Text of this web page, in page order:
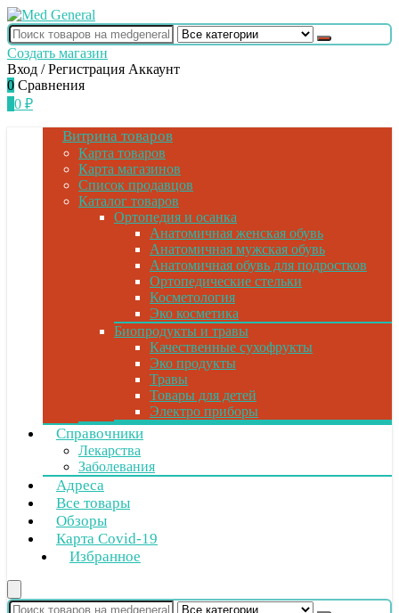
Создать магазин
Вход / Регистрация Аккаунт
0 Сравнения
0 ₽
Витрина товаров
Карта товаров
Карта магазинов
Список продавцов
Каталог товаров
Ортопедия и осанка
Анатомичная женская обувь
Анатомичная мужская обувь
Анатомичная обувь для подростков
Ортопедические стельки
Косметология
Эко косметика
Биопродукты и травы
Качественные сухофрукты
Эко продукты
Травы
Товары для детей
Электро приборы
Справочники
Лекарства
Заболевания
Адреса
Все товары
Обзоры
Карта Covid-19
Избранное